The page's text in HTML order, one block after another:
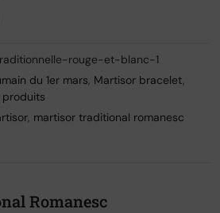
rouge-et-blanc-1
du 1er mars, Martisor bracelet,
produits
, martisor traditional romanesc
Romanesc